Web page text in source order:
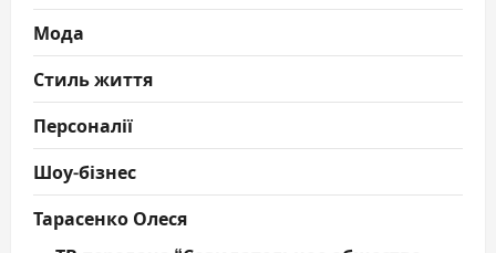
Мода
Стиль життя
Персоналії
Шоу-бізнес
Тарасенко Олеся